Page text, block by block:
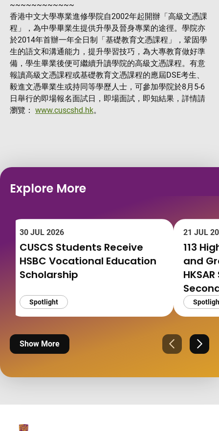
~~~~~~~~~~~~
香港中文大學專業進修學院自2002年起開辦「高級文憑課
程」，為中學畢業生提供升學及晉身專業的途徑。學院亦
於2014年首辦一年全日制「基礎教育文憑課程」，鞏固學
生的語文和溝通能力，提升學習技巧，為大專教育做好準
備，學生畢業後便可繼續升讀學院的高級文憑課程。有意
報讀高級文憑課程或基礎教育文憑課程的應屆DSE考生、
毅進文憑畢業生或持同等學歷人士，可參加學院於8月5-6
日舉行的即場報名面試日，即場面試，即知結果，詳情請
瀏覽： www.cuscshd.hk。
Explore More
30 JUL 2026
CUSCS Students Receive
HSBC Vocational Education
Scholarship
Spotlight
21 JUL
113
and
Show More
PreviousNext